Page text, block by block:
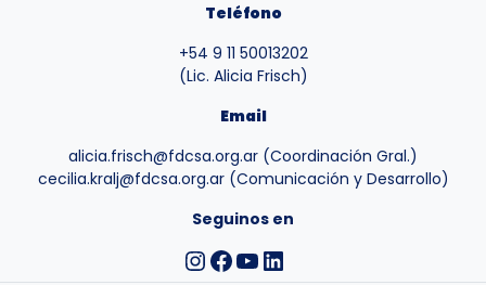
Teléfono
+54 9 11 50013202
(Lic. Alicia Frisch)
Email
alicia.frisch@fdcsa.org.ar (Coordinación Gral.)
cecilia.kralj@fdcsa.org.ar (Comunicación y Desarrollo)
Seguinos en